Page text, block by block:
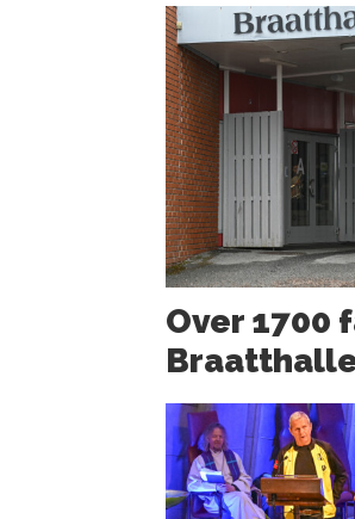
Over 1700